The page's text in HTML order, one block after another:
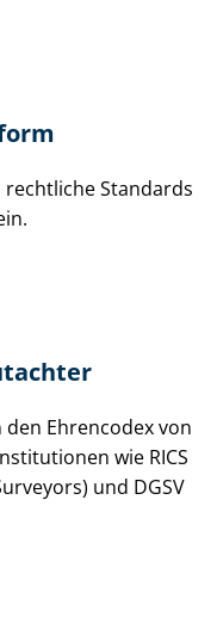
Standards
Ehrencodex von
wie RICS
und DGSV